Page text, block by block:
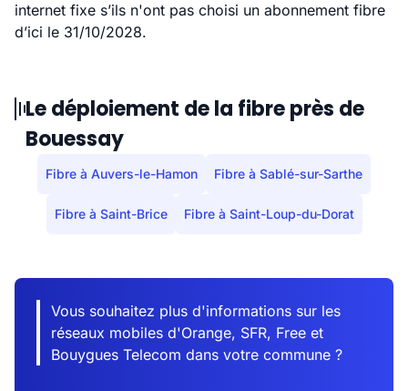
internet fixe s’ils n'ont pas choisi un abonnement fibre
d’ici le 31/10/2028.
Le déploiement de la fibre près de
Bouessay
Fibre à Auvers-le-Hamon Fibre à Sablé-sur-Sarthe
Fibre à Saint-Brice Fibre à Saint-Loup-du-Dorat
Vous souhaitez plus d'informations sur les
réseaux mobiles d'Orange, SFR, Free et
Bouygues Telecom dans votre commune ?